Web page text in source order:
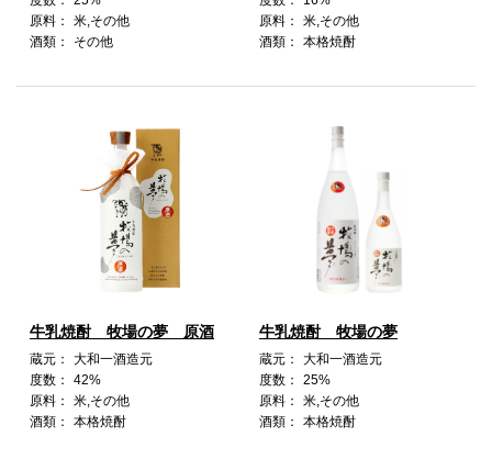
原料：
米,その他
酒類：
その他
原料：
米,その他
酒類：
本格焼酎
牛乳焼酎 牧場の夢 原酒
蔵元：
大和一酒造元
度数：
42%
原料：
米,その他
酒類：
本格焼酎
牛乳焼酎 牧場の夢
蔵元：
大和一酒造元
度数：
25%
原料：
米,その他
酒類：
本格焼酎